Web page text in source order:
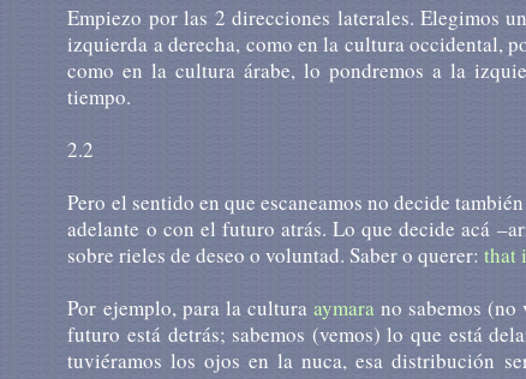
Empiezo por las 2 direcciones laterales. Elegimos
izquierda a derecha, como en la cultura occidental,
como en la cultura árabe, lo pondremos a la
tiempo.
2.2
Pero el sentido en que escaneamos no decide
adelante o con el futuro atrás. Lo que decide acá
sobre rieles de deseo o voluntad. Saber o querer:that
Por ejemplo, para la cultura aymarano sabemos (no
futuro está detrás; sabemos (vemos) lo que está
tuviéramos los ojos en la nuca, esa distribución